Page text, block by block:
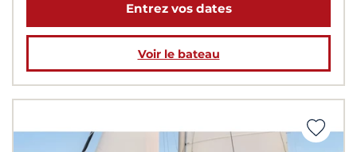
Entrez vos dates
Voir le bateau